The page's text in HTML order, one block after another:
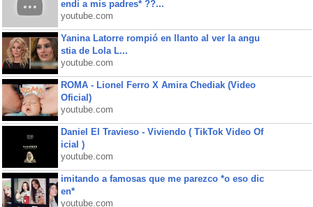
endi a mis padres* ??...
youtube.com
Yanina Latorre rompió en llanto al ver la angu
stia de Lola L...
youtube.com
ROMA - Lionel Ferro X Amira Chediak (Video
Oficial)
youtube.com
Daniel El Travieso - Viviendo ( TikTok Video Of
icial )
youtube.com
imitando a famosas que me parezco *o eso dic
en*
youtube.com